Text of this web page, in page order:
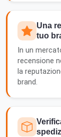
Una
tuo
In un
recensione
la
brand.